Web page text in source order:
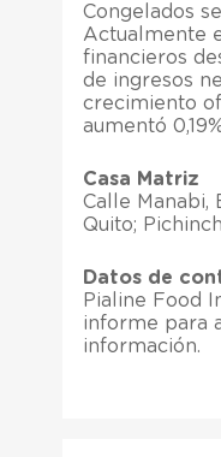
Congelados
Actualmente
financieros
de ingresos
crecimiento of
aumentó
Casa Matriz
Calle Manabi,
Quito;
Datos de
Pialine Food
informe para
información.